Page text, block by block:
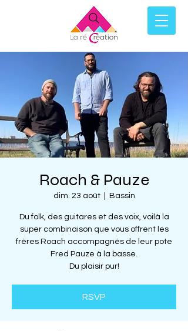
Roach & Pauze
dim. 23 août
  |
Bassin
Du folk, des guitares et des voix, voilà la
super combinaison que vous offrent les
frères Roach accompagnés de leur pote
Fred Pauze à la basse.
Du plaisir pur!
RSVP